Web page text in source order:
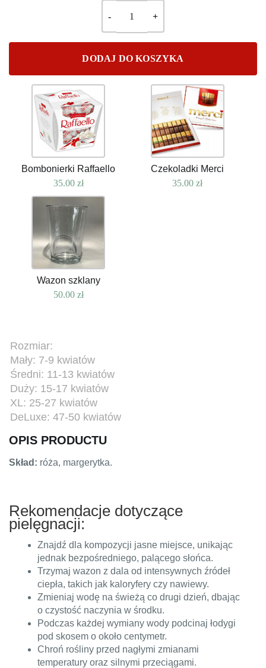
DODAJ DO KOSZYKA
Bombonierki Raffaello
35.00 zł
Czekoladki Merci
35.00zł
Wazon szklany
50.00 zł
Rozmiar:
Mały: 7-9 kwiatów
Średni: 11-13 kwiatów
Duży: 15-17 kwiatów
XL: 25-27 kwiatów
DeLuxe: 47-50 kwiatów
OPIS PRODUCTU
Skład: róża, margerytka.
Rekomendacje dotyczące
pielęgnacji:
Znajdź dla kompozycji jasne miejsce, unikając
jednak bezpośredniego, palącego słońca.
Trzymaj wazon z dala od intensywnych źródeł
ciepła, takich jak kaloryfery czy nawiewy.
Zmieniaj wodę na świeżą co drugi dzień, dbając
o czystość naczynia w środku.
Podczas każdej wymiany wody podcinaj łodygi
pod skosem o około centymetr.
Chroń rośliny przed nagłymi zmianami
temperatury oraz silnymi przeciągami.